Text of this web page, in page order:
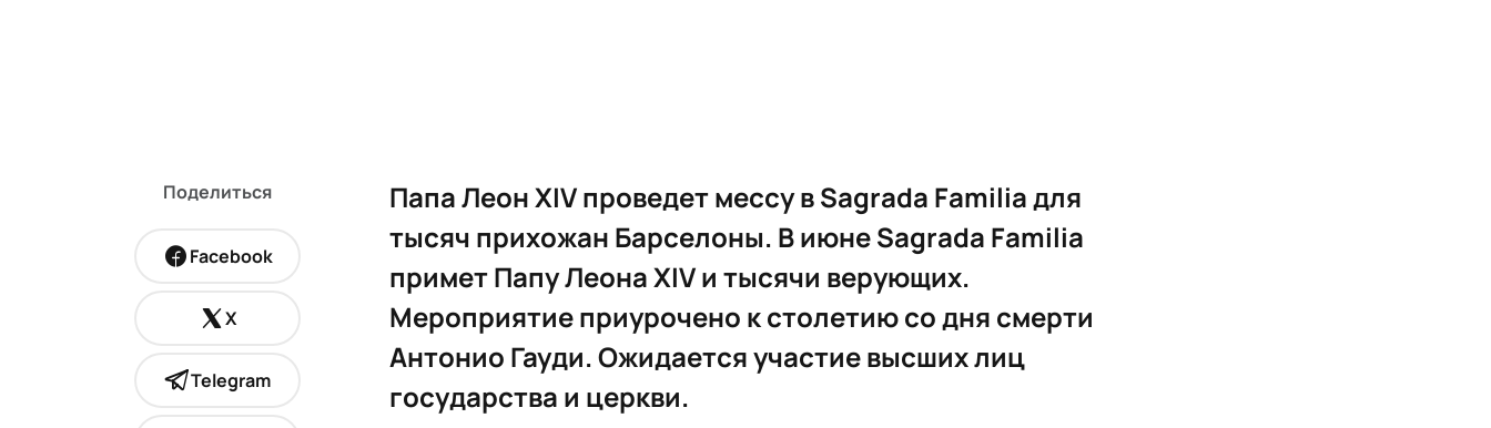
Поделиться
Facebook
X
Telegram
Папа Леон XIV проведет мессу в Sagrada Familia для
тысяч прихожан Барселоны. В июне Sagrada Familia
примет Папу Леона XIV и тысячи верующих.
Мероприятие приурочено к столетию со дня смерти
Антонио Гауди. Ожидается участие высших лиц
государства и церкви.